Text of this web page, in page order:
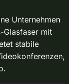
Unternehmen
Glasfaser mit
stabile